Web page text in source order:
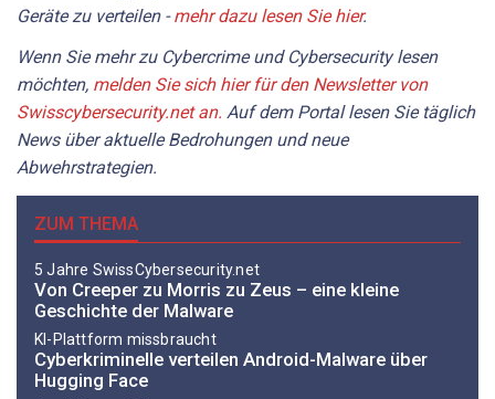
Geräte zu verteilen -mehr dazu lesen Sie hier.
Wenn Sie mehr zu Cybercrime und Cybersecurity lesen
möchten, melden Sie sich hier für den Newsletter von
Swisscybersecurity.net an. Auf dem Portal lesen Sie täglich
News über aktuelle Bedrohungen und neue
Abwehrstrategien.
ZUM THEMA
5 Jahre SwissCybersecurity.net
Von Creeper zu Morris zu Zeus – eine kleine
Geschichte der Malware
KI-Plattform missbraucht
Cyberkriminelle verteilen Android-Malware über
Hugging Face